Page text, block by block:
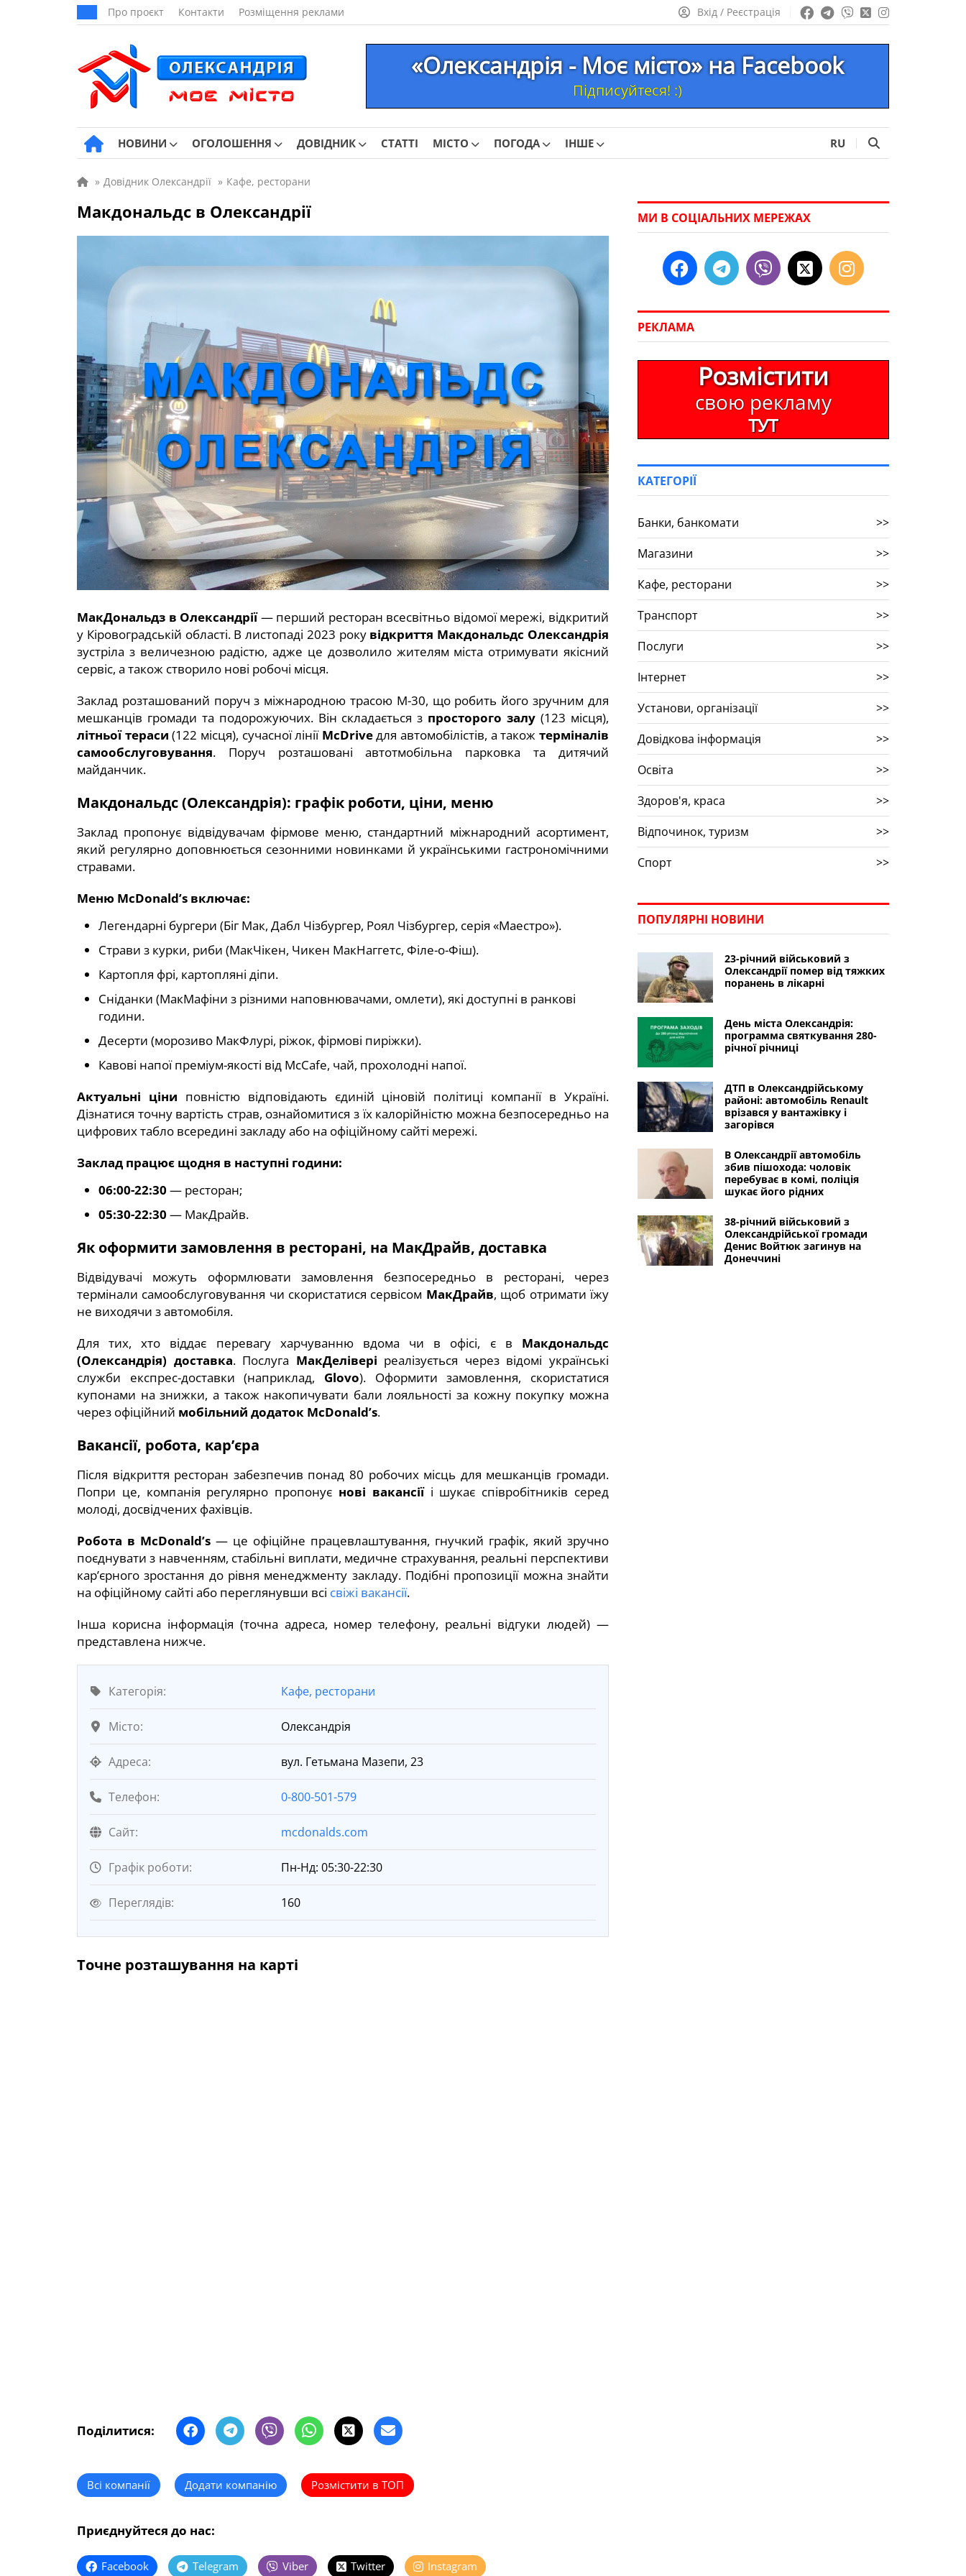
Про проєкт Контакти Розміщення реклами Вхід / Реєстрація
«Олександрія - Моє місто» на Facebook
Підписуйтеся! :)
НОВИНИ ОГОЛОШЕННЯ ДОВІДНИК СТАТТІ МІСТО ПОГОДА ІНШЕ RU
» Довідник Олександрії » Кафе, ресторани
Макдональдс в Олександрії
МакДональдз в Олександрії— перший ресторан всесвітньо відомої мережі, відкритий
у Кіровоградській області. В листопаді 2023 року відкриття Макдональдс Олександрія
зустріла з величезною радістю, адже це дозволило жителям міста отримувати якісний
сервіс, а також створило нові робочі місця.
Заклад розташований поруч з міжнародною трасою М-30, що робить його зручним для
мешканців громади та подорожуючих. Він складається з просторого залу (123 місця),
літньої тераси (122 місця), сучасної лінії McDriveдля автомобілістів, а також терміналів
самообслуговування. Поруч розташовані автотмобільна парковка та дитячий
майданчик.
Макдональдс (Олександрія): графік роботи, ціни, меню
Заклад пропонує відвідувачам фірмове меню, стандартний міжнародний асортимент,
який регулярно доповнюється сезонними новинками й українськими гастрономічними
стравами.
Меню McDonald’s включає:
Легендарні бургери (Біг Мак, Дабл Чізбургер, Роял Чізбургер, серія «Маестро»).
Страви з курки, риби (МакЧікен, Чикен МакНаггетс, Філе-о-Фіш).
Картопля фрі, картопляні діпи.
Сніданки (МакМафіни з різними наповнювачами, омлети), які доступні в ранкові
години.
Десерти (морозиво МакФлурі, ріжок, фірмові пиріжки).
Кавові напої преміум-якості від McCafe, чай, прохолодні напої.
Актуальні ціни повністю відповідають єдиній ціновій політиці компанії в Україні.
Дізнатися точну вартість страв, ознайомитися з їх калорійністю можна безпосередньо на
цифрових табло всередині закладу або на офіційному сайті мережі.
Заклад працює щодня в наступні години:
06:00-22:30 — ресторан;
05:30-22:30 — МакДрайв.
Як оформити замовлення в ресторані, на МакДрайв, доставка
Відвідувачі можуть оформлювати замовлення безпосередньо в ресторані, через
термінали самообслуговування чи скористатися сервісом МакДрайв, щоб отримати їжу
не виходячи з автомобіля.
Для тих, хто віддає перевагу харчуванню вдома чи в офісі, є в Макдональдс
(Олександрія) доставка. Послуга МакДелівері реалізується через відомі українські
служби експрес-доставки (наприклад, Glovo). Оформити замовлення, скористатися
купонами на знижки, а також накопичувати бали лояльності за кожну покупку можна
через офіційний мобільний додаток McDonald’s.
Вакансії, робота, кар’єра
Після відкриття ресторан забезпечив понад 80 робочих місць для мешканців громади.
Попри це, компанія регулярно пропонує нові вакансіїі шукає співробітників серед
молоді, досвідчених фахівців.
Робота в McDonald’s— це офіційне працевлаштування, гнучкий графік, який зручно
поєднувати з навченням, стабільні виплати, медичне страхування, реальні перспективи
кар’єрного зростання до рівня менеджменту закладу. Подібні пропозиції можна знайти
на офіційному сайті або переглянувши всі свіжі вакансії.
Інша корисна інформація (точна адреса, номер телефону, реальні відгуки людей) —
представлена нижче.
Категорія: Кафе, ресторани
Місто: Олександрія
Адреса: вул. Гетьмана Мазепи, 23
Телефон: 0-800-501-579
Cайт: mcdonalds.com
Графік роботи: Пн-Нд: 05:30-22:30
Переглядів: 160
Точне розташування на карті
Поділитися:
Всі компанії Додати компанію Розмістити в ТОП
Приєднуйтеся до нас:
Facebook Telegram Viber Twitter Instagram
МИ В СОЦІАЛЬНИХ МЕРЕЖАХ
РЕКЛАМА
Розмістити
свою рекламу
ТУТ
КАТЕГОРІЇ
Банки, банкомати
>>
Магазини
>>
Кафе, ресторани
>>
Транспорт
>>
Послуги
>>
Інтернет
>>
Установи, організації
>>
Довідкова інформація
>>
Освіта
>>
Здоров'я, краса
>>
Відпочинок, туризм
>>
Спорт
>>
ПОПУЛЯРНІ НОВИНИ
23-річний військовий з
Олександрії помер від тяжких
поранень в лікарні
День міста Олександрія:
программа святкування 280-
річної річниці
ДТП в Олександрійському
районі: автомобіль Renault
врізався у вантажівку і
загорівся
В Олександрії автомобіль
збив пішохода: чоловік
перебуває в комі, поліція
шукає його рідних
38-річний військовий з
Олександрійської громади
Денис Войтюк загинув на
Донеччині